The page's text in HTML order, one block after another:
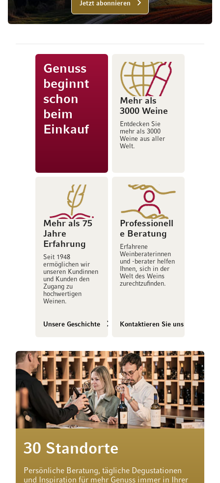
Jetzt abonnieren
Genuss
beginnt
schon
beim
Einkauf
Mehr als
3000 Weine
Entdecken Sie
mehr als 3000
Weine aus aller
Welt.
Mehr als 75
Jahre
Erfahrung
Seit 1948
ermöglichen wir
unseren Kundinnen
und Kunden den
Zugang zu
hochwertigen
Weinen.
Unsere Geschichte
Professionell
e Beratung
Erfahrene
Weinberaterinnen
und -berater helfen
Ihnen, sich in der
Welt des Weins
zurechtzufinden.
Kontaktieren Sie uns
30 Standorte
Persönliche Beratung, tägliche Degustationen
und Inspiration für mehr Genuss immer in Ihrer